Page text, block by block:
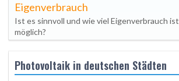
Eigenverbrauch
Ist es sinnvoll und wie viel Eigenverbrauch ist
möglich?
Photovoltaik in deutschen Städten